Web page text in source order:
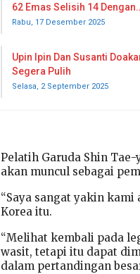
62 Emas Selisih 14
Rabu, 17 Desember 2025
Upin Ipin Dan Susanti
Segera Pulih
Selasa, 2 September 2025
Pelatih Garuda Shin
akan muncul sebagai
“Saya sangat yakin
Korea itu.
“Melihat kembali pada
wasit, tetapi itu dapat
dalam pertandingan